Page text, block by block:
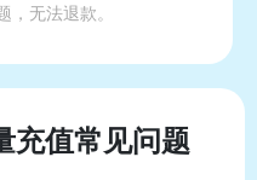
，无法退款。
充值常见问题